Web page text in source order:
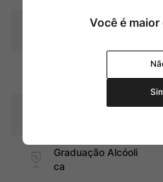
Produtor
Graduação Alcóoli
ca
Você é maior